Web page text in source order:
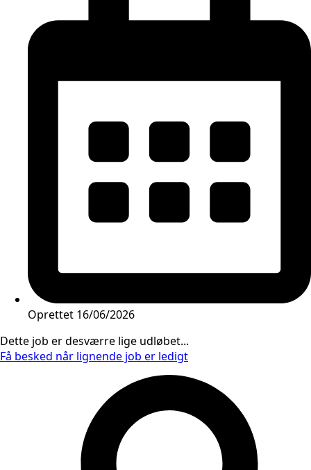
Oprettet 16/06/2026
Dette job er desværre lige udløbet...
Få besked når lignende job er ledigt